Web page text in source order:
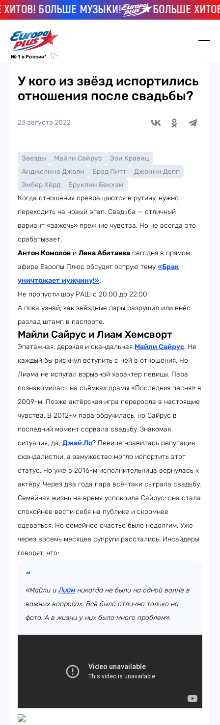
БОЛЬШЕ МУЗЫКИ! БОЛЬШЕ ХИТОВ!
№ 1 в России*
У кого из звёзд испортились
отношения после свадьбы?
23 августа 2022
Звезды Майли Сайрус
Зои Кравиц
Анджелина Джоли
Брэд Питт
Джонни Депп
Эмбер Хёрд
Бруклин Бекхэм
Когда отношения превращаются в рутину, нужно
переходить на новый этап. Свадьба — отличный
вариант «зажечь» прежние чувства. Но не всегда это
срабатывает.
Антон Комолов и Лена Абитаева сегодня в прямом
эфире Европы Плюс обсудят острую тему «Брак
уничтожает мужчину!».
Не пропусти шоу РАШ с 20:00 до 22:00!
А пока узнай, как звёздные пары разрушил или внёс
разлад штамп в паспорте.
Майли Сайрус и Лиам Хемсворт
Эпатажная, дерзкая и скандальная Майли Сайрус. Не
каждый бы рискнул вступить с ней в отношения. Но
Лиама не испугал взрывной характер певицы. Пара
познакомилась на съёмках драмы «Последняя песня» в
2009-м. Позже актёрская игра переросла в настоящие
чувства. В 2012-м пара обручилась, но Сайрус в
последний момент сорвала свадьбу. Знакомая
ситуация, да, Джей Ло? Певице нравилась репутация
скандалистки, а замужество могло испортить этот
статус. Но уже в 2016-м исполнительница вернулась к
актёру. Через два года пара всё-таки сыграла свадьбу.
Семейная жизнь на время успокоила Сайрус: она стала
спокойнее вести себя на публике и скромнее
одеваться. Но семейное счастье было недолгим. Уже
через восемь месяцев супруги расстались. Инсайдеры
говорят, что:
«Майли иЛиамникогда не были на одной волне в
важных вопросах. Всё было отлично только на
фото. А в жизни у них было много проблем».